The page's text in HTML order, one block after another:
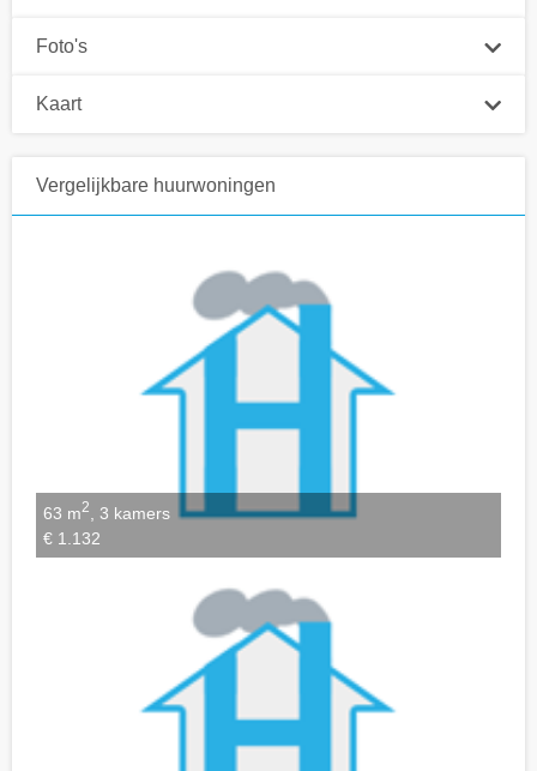
Notities bewaren
Foto's
Kaart
Vergelijkbare huurwoningen
63 m2
, 3 kamers
€ 1.132